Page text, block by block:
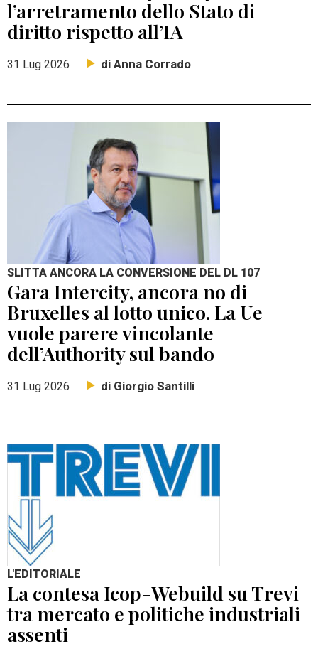
l’arretramento dello Stato di
diritto rispetto all’IA
31 Lug 2026 di Anna Corrado
SLITTA ANCORA LA CONVERSIONE DEL DL 107
Gara Intercity, ancora no di
Bruxelles al lotto unico. La Ue
vuole parere vincolante
dell’Authority sul bando
31 Lug 2026 di Giorgio Santilli
L'EDITORIALE
La contesa Icop-Webuild su Trevi
tra mercato e politiche industriali
assenti